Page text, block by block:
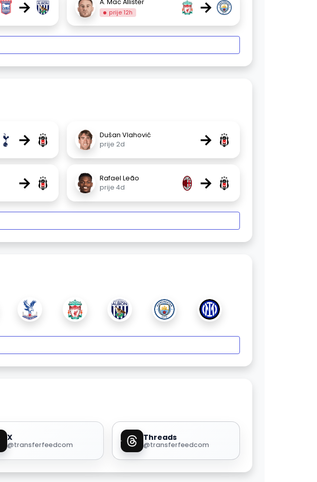
→ prije 12h →
→
Dušan Vlahović
prije 2d
→
→
Rafael Leão
prije 4d
→
X
@transferfeedcom
Threads
@transferfeedcom